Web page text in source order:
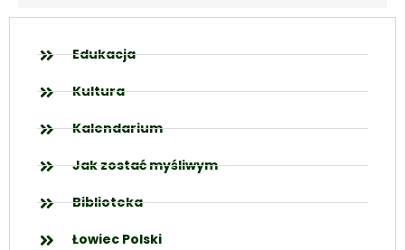
Edukacja
Kultura
Kalendarium
Jak zostać myśliwym
Biblioteka
Łowiec Polski